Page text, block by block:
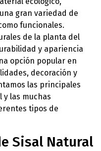
gran variedad de
funcionales.
de la planta del
y apariencia
opción popular en
decoración y
las principales
y las muchas
tipos de
Sisal Natural